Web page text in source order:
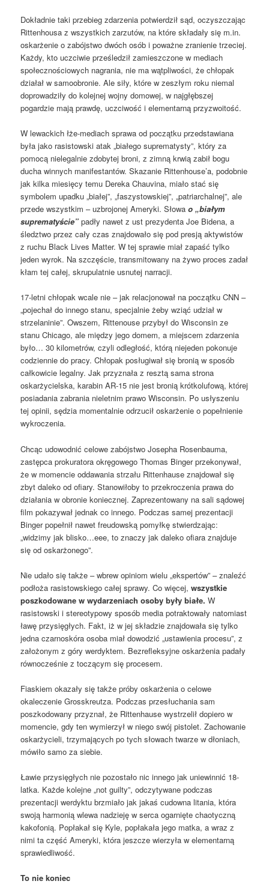
Dokładnie taki przebieg zdarzenia potwierdził sąd, oczyszczając
Rittenhousa z wszystkich zarzutów, na które składały się m.in.
oskarżenie o zabójstwo dwóch osób i poważne zranienie trzeciej.
Każdy, kto uczciwie prześledził zamieszczone w mediach
społecznościowych nagrania, nie ma wątpliwości, że chłopak
działał w samoobronie. Ale siły, które w zeszłym roku niemal
doprowadziły do kolejnej wojny domowej, w najgłębszej
pogardzie mają prawdę, uczciwość i elementarną przyzwoitość.
W lewackich łże-mediach sprawa od początku przedstawiana
była jako rasistowski atak „białego suprematysty”, który za
pomocą nielegalnie zdobytej broni, z zimną krwią zabił bogu
ducha winnych manifestantów. Skazanie Rittenhouse’a, podobnie
jak kilka miesięcy temu Dereka Chauvina, miało stać się
symbolem upadku „białej”, „faszystowskiej”, „patriarchalnej”, ale
przede wszystkim – uzbrojonej Ameryki. Słowao „białym
suprematyście”padły nawet z ust prezydenta Joe Bidena, a
śledztwo przez cały czas znajdowało się pod presją aktywistów
z ruchu Black Lives Matter. W tej sprawie miał zapaść tylko
jeden wyrok. Na szczęście, transmitowany na żywo proces zadał
kłam tej całej, skrupulatnie usnutej narracji.
17-letni chłopak wcale nie – jak relacjonował na początku CNN –
„pojechał do innego stanu, specjalnie żeby wziąć udział w
strzelaninie”. Owszem, Rittenouse przybył do Wisconsin ze
stanu Chicago, ale między jego domem, a miejscem zdarzenia
było… 30 kilometrów, czyli odległość, którą niejeden pokonuje
codziennie do pracy. Chłopak posługiwał się bronią w sposób
całkowicie legalny. Jak przyznała z resztą sama strona
oskarżycielska, karabin AR-15 nie jest bronią krótkolufową, której
posiadania zabrania nieletnim prawo Wisconsin. Po usłyszeniu
tej opinii, sędzia momentalnie odrzucił oskarżenie o popełnienie
wykroczenia.
Chcąc udowodnić celowe zabójstwo Josepha Rosenbauma,
zastępca prokuratora okręgowego Thomas Binger przekonywał,
że w momencie oddawania strzału Rittenhause znajdował się
zbyt daleko od ofiary. Stanowiłoby to przekroczenia prawa do
działania w obronie koniecznej. Zaprezentowany na sali sądowej
film pokazywał jednak co innego. Podczas samej prezentacji
Binger popełnił nawet freudowską pomyłkę stwierdzając:
„widzimy jak blisko…eee, to znaczy jak daleko ofiara znajduje
się od oskarżonego”.
Nie udało się także – wbrew opiniom wielu „ekspertów” – znaleźć
podłoża rasistowskiego całej sprawy. Co więcej,wszystkie
poszkodowane w wydarzeniach osoby były białe. W
rasistowski i stereotypowy sposób media potraktowały natomiast
ławę przysięgłych. Fakt, iż w jej składzie znajdowała się tylko
jedna czarnoskóra osoba miał dowodzić „ustawienia procesu”, z
założonym z góry werdyktem. Bezrefleksyjne oskarżenia padały
równocześnie z toczącym się procesem.
Fiaskiem okazały się także próby oskarżenia o celowe
okaleczenie Grosskreutza. Podczas przesłuchania sam
poszkodowany przyznał, że Rittenhause wystrzelił dopiero w
momencie, gdy ten wymierzył w niego swój pistolet. Zachowanie
oskarżycieli, trzymających po tych słowach twarze w dłoniach,
mówiło samo za siebie.
Ławie przysięgłych nie pozostało nic innego jak uniewinnić 18-
latka. Każde kolejne „not guilty”, odczytywane podczas
prezentacji werdyktu brzmiało jak jakaś cudowna litania, która
swoją harmonią wlewa nadzieję w serca ogarnięte chaotyczną
kakofonią. Popłakał się Kyle, popłakała jego matka, a wraz z
nimi ta część Ameryki, która jeszcze wierzyła w elementarną
sprawiedliwość.
To nie koniec